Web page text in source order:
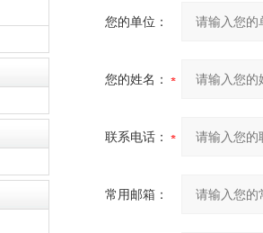
您的单位：
您的姓名：
联系电话：
常用邮箱：